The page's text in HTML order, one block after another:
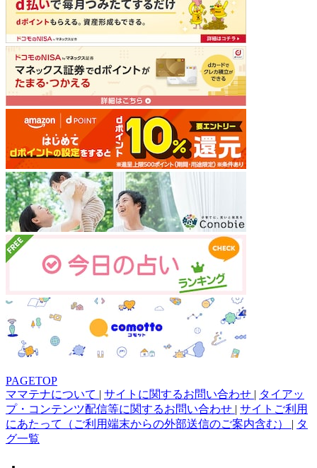
PAGETOP
ママテナについて | サイトに関するお問い合わせ | タイアッ
プ・コンテンツ配信等に関するお問い合わせ | サイトご利用
にあたって（ご利用端末からの外部送信のご案内含む） | タ
グ一覧